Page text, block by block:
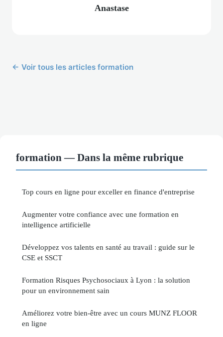
Anastase
← Voir tous les articles formation
formation — Dans la même rubrique
Top cours en ligne pour exceller en finance d'entreprise
Augmenter votre confiance avec une formation en
intelligence artificielle
Développez vos talents en santé au travail : guide sur le
CSE et SSCT
Formation Risques Psychosociaux à Lyon : la solution
pour un environnement sain
Améliorez votre bien-être avec un cours MUNZ FLOOR
en ligne